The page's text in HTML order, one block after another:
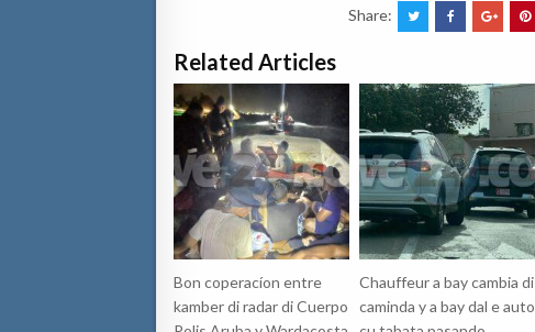
Share:
Related Articles
Bon coperacíon entre
kamber di radar di Cuerpo
Chauffeur a bay cambia di
caminda y a bay dal e auto